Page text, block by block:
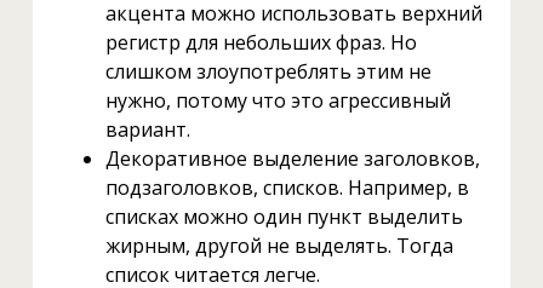
акцента можно использовать верхний
регистр для небольших фраз. Но
слишком злоупотреблять этим не
нужно, потому что это агрессивный
вариант.
Декоративное выделение заголовков,
подзаголовков, списков. Например, в
списках можно один пункт выделить
жирным, другой не выделять. Тогда
список читается легче.